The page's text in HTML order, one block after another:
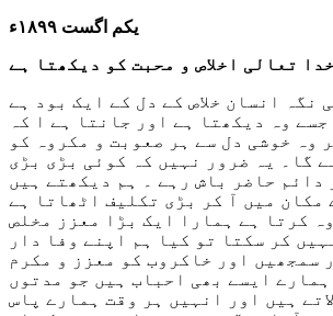
یکم اگست ۱۸۹۹ء
خدا تعالی اخلاص و محبت کو دیکھتا ہے
نگہ انسان خلاص کے دل کے ایک بود ہے
وہ دیکھتا ہے اور جانتا ہے ا کہ
وہ خوشی دل سے ہر صعوبت و مکروہ کو
گا۔ یہ ضرور نہیں کہ کوئی بڑی بڑی
دائم حاضر باش رہے ۔ ہم دیکھتے ہیں
مکان میں آ کر بڑی تکلیف اٹھاتا ہے
کرتا ہے ہمارا ایک بڑا معزز مخلص
کر سکتا تو کیا ہم اپنے وفا دار
سمجھیں اور خاکروب کو معزز و مکرم
ایسے بھی احباب ہیں جو مدتوں
ہیں اور انہیں ہر وقت ہمارے پاس